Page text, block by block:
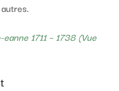
1711 – 1738 (Vue